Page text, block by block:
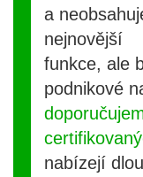
a
nejnovější
funkce, ale
podnikové
nabízejí